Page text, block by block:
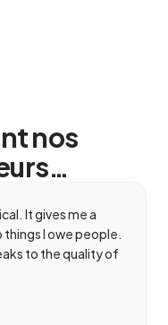
nos
It gives me a
I owe people.
to the quality of